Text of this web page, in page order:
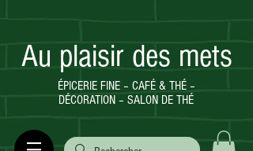
ÉPICERIE FINE – CAFÉ & THÉ –
DÉCORATION – SALON DE THÉ
Au plaisir des mets